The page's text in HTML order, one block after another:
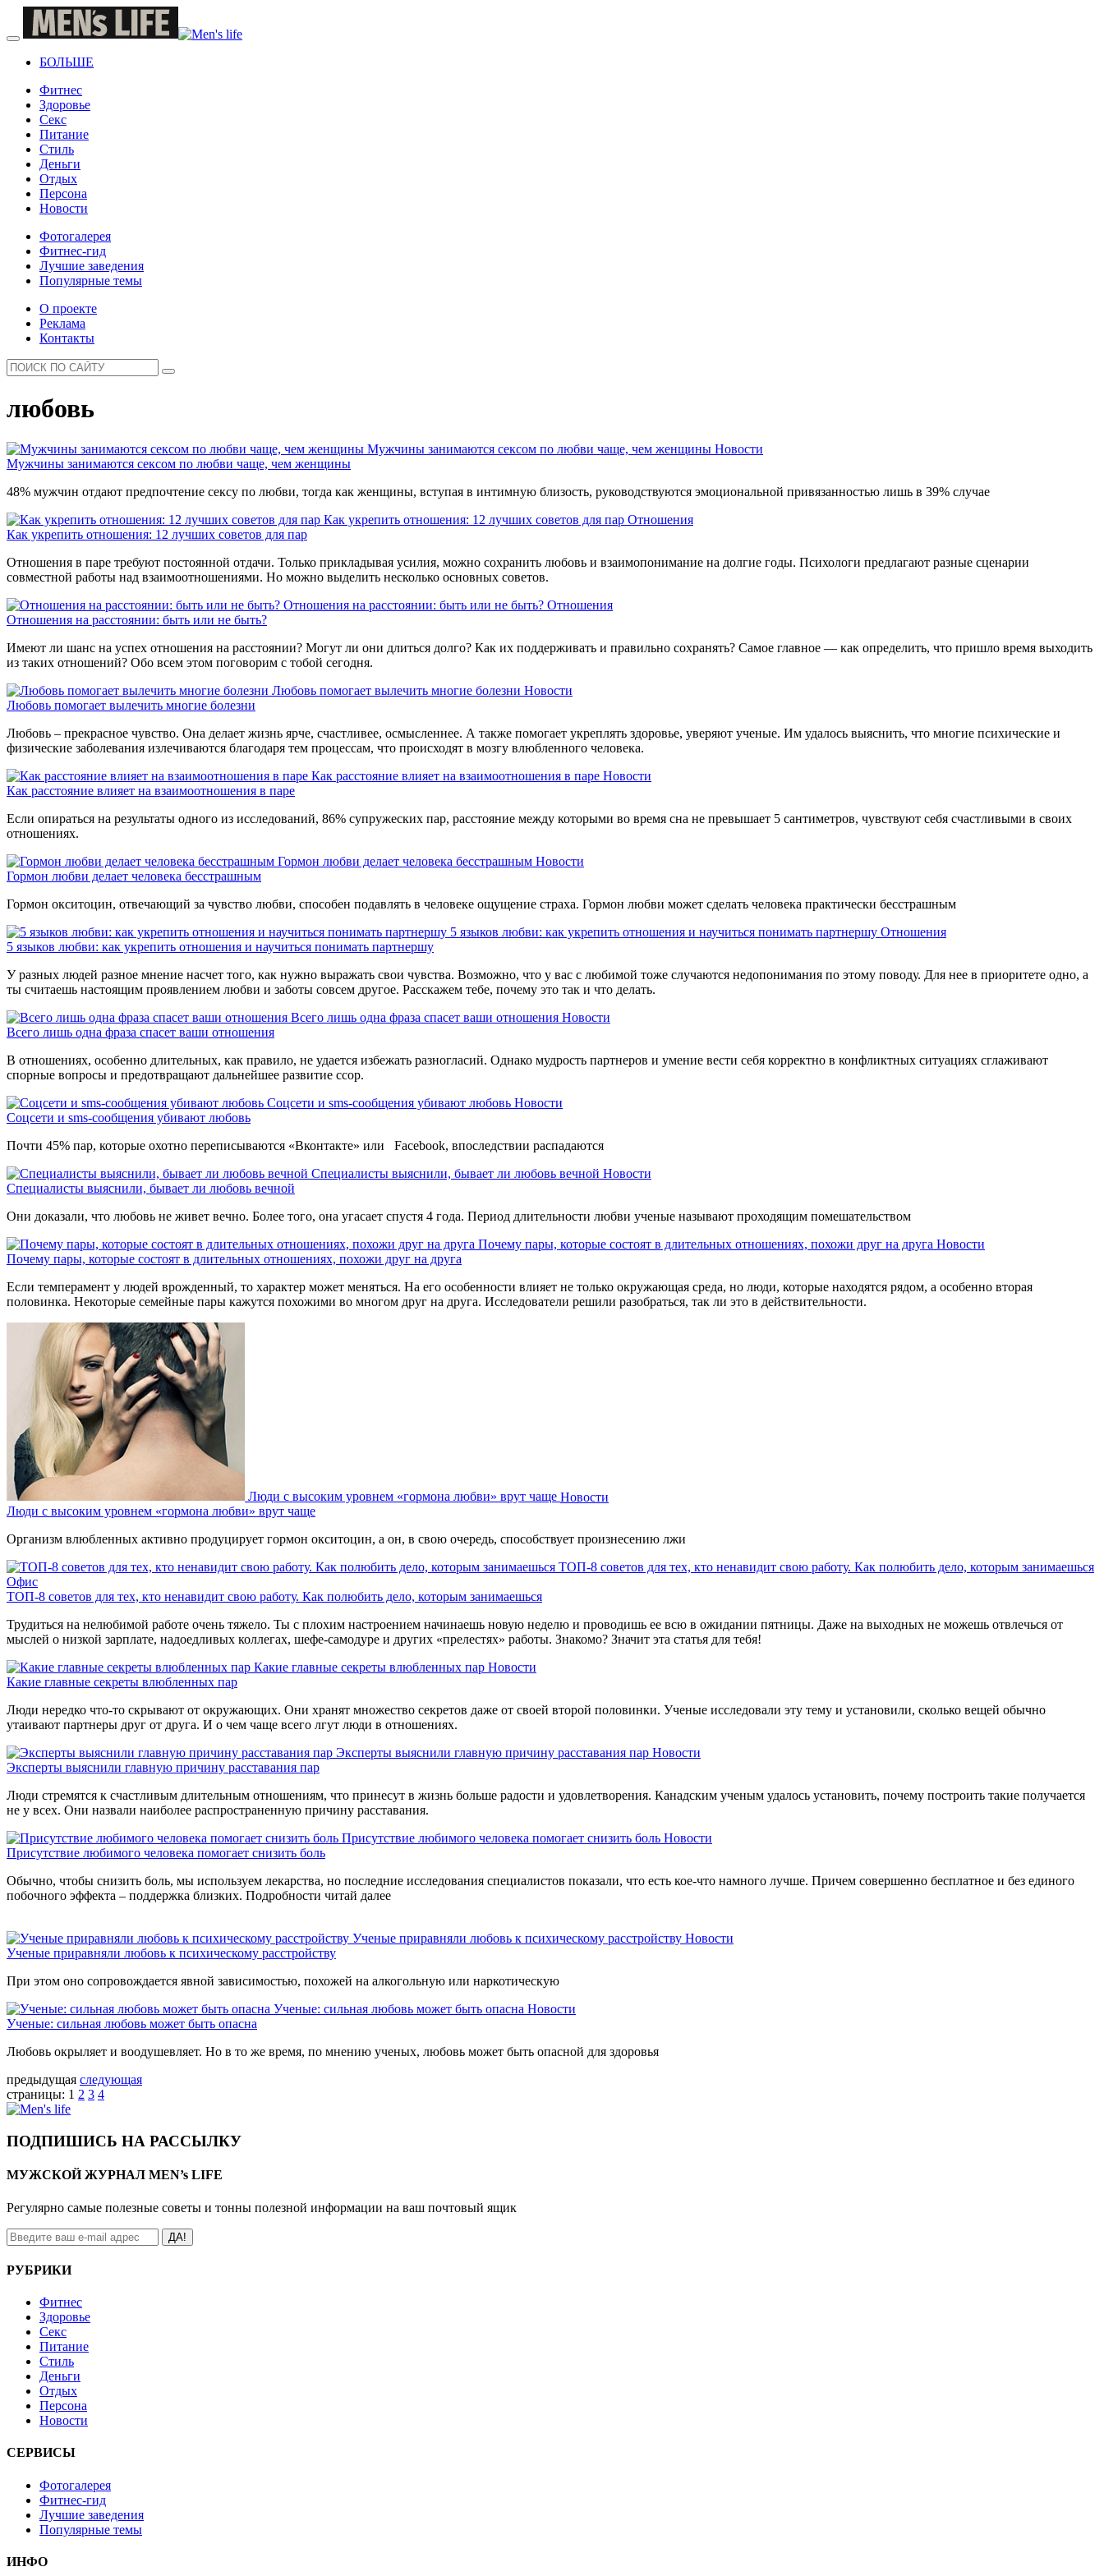
БОЛЬШЕ
Фитнес
Здоровье
Секс
Питание
Стиль
Деньги
Отдых
Персона
Новости
Фотогалерея
Фитнес-гид
Лучшие заведения
Популярные темы
О проекте
Реклама
Контакты
любовь
Мужчины занимаются сексом по любви чаще, чем женщины Новости
Мужчины занимаются сексом по любви чаще, чем женщины
48% мужчин отдают предпочтение сексу по любви, тогда как женщины, вступая в интимную близость, руководствуются эмоциональной привязанностью лишь в 39% случае
Как укрепить отношения: 12 лучших советов для пар Отношения
Как укрепить отношения: 12 лучших советов для пар
Отношения в паре требуют постоянной отдачи. Только прикладывая усилия, можно сохранить любовь и взаимопонимание на долгие годы. Психологи предлагают разные сценарии
совместной работы над взаимоотношениями. Но можно выделить несколько основных советов.
Отношения на расстоянии: быть или не быть? Отношения
Отношения на расстоянии: быть или не быть?
Имеют ли шанс на успех отношения на расстоянии? Могут ли они длиться долго? Как их поддерживать и правильно сохранять? Самое главное — как определить, что пришло время выходить
из таких отношений? Обо всем этом поговорим с тобой сегодня.
Любовь помогает вылечить многие болезни Новости
Любовь помогает вылечить многие болезни
Любовь – прекрасное чувство. Она делает жизнь ярче, счастливее, осмысленнее. А также помогает укреплять здоровье, уверяют ученые. Им удалось выяснить, что многие психические и
физические заболевания излечиваются благодаря тем процессам, что происходят в мозгу влюбленного человека.
Как расстояние влияет на взаимоотношения в паре Новости
Как расстояние влияет на взаимоотношения в паре
Если опираться на результаты одного из исследований, 86% супружеских пар, расстояние между которыми во время сна не превышает 5 сантиметров, чувствуют себя счастливыми в своих
отношениях.
Гормон любви делает человека бесстрашным Новости
Гормон любви делает человека бесстрашным
Гормон окситоцин, отвечающий за чувство любви, способен подавлять в человеке ощущение страха. Гормон любви может сделать человека практически бесстрашным
5 языков любви: как укрепить отношения и научиться понимать партнершу Отношения
5 языков любви: как укрепить отношения и научиться понимать партнершу
У разных людей разное мнение насчет того, как нужно выражать свои чувства. Возможно, что у вас с любимой тоже случаются недопонимания по этому поводу. Для нее в приоритете одно, а
ты считаешь настоящим проявлением любви и заботы совсем другое. Расскажем тебе, почему это так и что делать.
Всего лишь одна фраза спасет ваши отношения Новости
Всего лишь одна фраза спасет ваши отношения
В отношениях, особенно длительных, как правило, не удается избежать разногласий. Однако мудрость партнеров и умение вести себя корректно в конфликтных ситуациях сглаживают
спорные вопросы и предотвращают дальнейшее развитие ссор.
Соцсети и sms-сообщения убивают любовь Новости
Соцсети и sms-сообщения убивают любовь
Почти 45% пар, которые охотно переписываются «Вконтакте» или Facebook, впоследствии распадаются
Специалисты выяснили, бывает ли любовь вечной Новости
Специалисты выяснили, бывает ли любовь вечной
Они доказали, что любовь не живет вечно. Более того, она угасает спустя 4 года. Период длительности любви ученые называют проходящим помешательством
Почему пары, которые состоят в длительных отношениях, похожи друг на друга Новости
Почему пары, которые состоят в длительных отношениях, похожи друг на друга
Если темперамент у людей врожденный, то характер может меняться. На его особенности влияет не только окружающая среда, но люди, которые находятся рядом, а особенно вторая
половинка. Некоторые семейные пары кажутся похожими во многом друг на друга. Исследователи решили разобраться, так ли это в действительности.
Люди с высоким уровнем «гормона любви» врут чаще Новости
Люди с высоким уровнем «гормона любви» врут чаще
Организм влюбленных активно продуцирует гормон окситоцин, а он, в свою очередь, способствует произнесению лжи
ТОП-8 советов для тех, кто ненавидит свою работу. Как полюбить дело, которым занимаешься
Офис
ТОП-8 советов для тех, кто ненавидит свою работу. Как полюбить дело, которым занимаешься
Трудиться на нелюбимой работе очень тяжело. Ты с плохим настроением начинаешь новую неделю и проводишь ее всю в ожидании пятницы. Даже на выходных не можешь отвлечься от
мыслей о низкой зарплате, надоедливых коллегах, шефе-самодуре и других «прелестях» работы. Знакомо? Значит эта статья для тебя!
Какие главные секреты влюбленных пар Новости
Какие главные секреты влюбленных пар
Люди нередко что-то скрывают от окружающих. Они хранят множество секретов даже от своей второй половинки. Ученые исследовали эту тему и установили, сколько вещей обычно
утаивают партнеры друг от друга. И о чем чаще всего лгут люди в отношениях.
Эксперты выяснили главную причину расставания пар Новости
Эксперты выяснили главную причину расставания пар
Люди стремятся к счастливым длительным отношениям, что принесут в жизнь больше радости и удовлетворения. Канадским ученым удалось установить, почему построить такие получается
не у всех. Они назвали наиболее распространенную причину расставания.
Присутствие любимого человека помогает снизить боль Новости
Присутствие любимого человека помогает снизить боль
Обычно, чтобы снизить боль, мы используем лекарства, но последние исследования специалистов показали, что есть кое-что намного лучше. Причем совершенно бесплатное и без единого
побочного эффекта – поддержка близких. Подробности читай далее
Ученые приравняли любовь к психическому расстройству Новости
Ученые приравняли любовь к психическому расстройству
При этом оно сопровождается явной зависимостью, похожей на алкогольную или наркотическую
Ученые: сильная любовь может быть опасна Новости
Ученые: сильная любовь может быть опасна
Любовь окрыляет и воодушевляет. Но в то же время, по мнению ученых, любовь может быть опасной для здоровья
предыдущая следующая
страницы: 1 2 3 4
ПОДПИШИСЬ НА РАССЫЛКУ
МУЖСКОЙ ЖУРНАЛ MEN’s LIFE
Регулярно самые полезные советы и тонны полезной информации на ваш почтовый ящик
ДА!
РУБРИКИ
Фитнес
Здоровье
Секс
Питание
Стиль
Деньги
Отдых
Персона
Новости
СЕРВИСЫ
Фотогалерея
Фитнес-гид
Лучшие заведения
Популярные темы
ИНФО